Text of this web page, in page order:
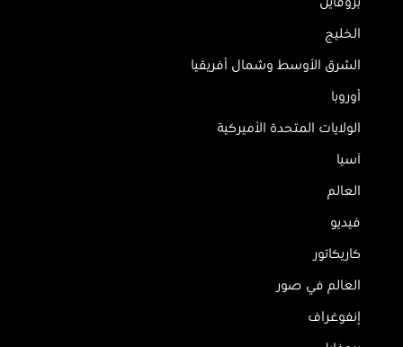
بروفايل
الخليج
الشرق الأوسط وشمال أفريقيا
أوروبا
الولايات المتحدة الأميركية
آسيا
العالم
فيديو
كاريكاتور
العالم في صور
إنفوغراف